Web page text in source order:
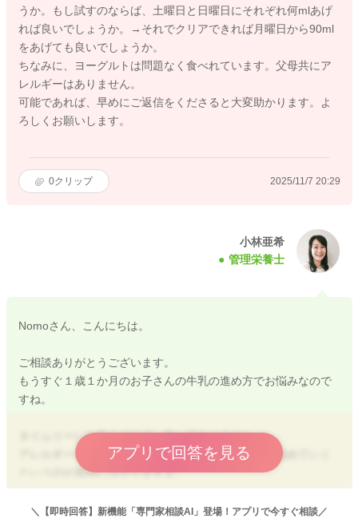
うか。もし試すのならば、土曜日と日曜日にそれぞれ何mlあげ
れば良いでしょうか。→それでクリアできれば月曜日から90ml
をあげても良いでしょうか。
ちなみに、ヨーグルトは問題なく食べれています。父母共にア
レルギーはありません。
可能であれば、早めにご返信をくださると大変助かります。よ
ろしくお願いします。
0クリップ 2025/11/7 20:29
小林亜希
管理栄養士
Nomoさん、こんにちは。
ご相談ありがとうございます。
もうすぐ１歳１か月のお子さんの牛乳の進め方でお悩みなので
すね。
タイムリーにお答えできず、申し訳ありません。
アレルギーチェックは、お子さんの体調が良い日に進めていく
というのが原則にはなりますよ。
鼻水が続いているとのことですが、一度受診をしていただき、
医師ともご相談していただき、進めていくのが安心かなと思い
アプリで回答を見る
＼【即時回答】新機能「専門家相談AI」登場！アプリで今すぐ相談／